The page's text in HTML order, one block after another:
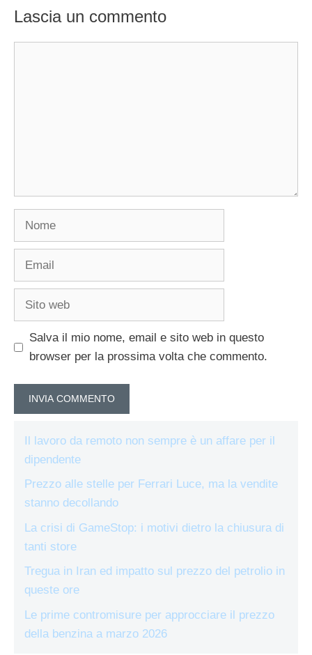
Lascia un commento
Nome
Email
Sito
Salva il mio nome, email e sito web in questo
browser per la prossima volta che commento.
Il lavoro da remoto non sempre è un affare per il
dipendente
Prezzo alle stelle per Ferrari Luce, ma la vendite
stanno decollando
La crisi di GameStop: i motivi dietro la chiusura di
tanti store
Tregua in Iran ed impatto sul prezzo del petrolio in
queste ore
Le prime contromisure per approcciare il prezzo
della benzina a marzo 2026